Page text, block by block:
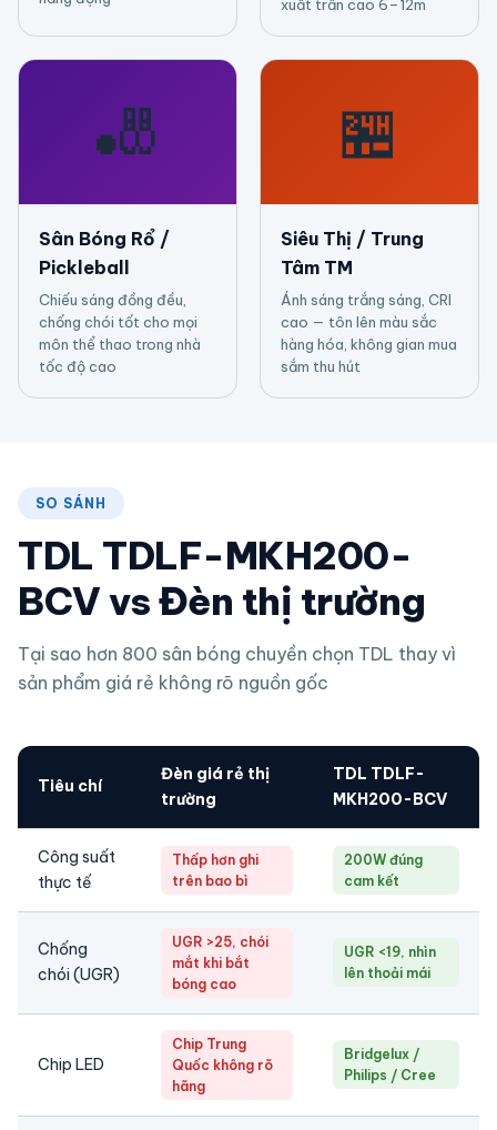
xuất trần cao 6–12m
🎳
Sân Bóng Rổ /
Pickleball
Chiếu sáng đồng đều,
chống chói tốt cho mọi
môn thể thao trong nhà
tốc độ cao
🏪
Siêu Thị / Trung
Tâm TM
Ánh sáng trắng sáng, CRI
cao — tôn lên màu sắc
hàng hóa, không gian mua
sắm thu hút
SO SÁNH
TDL TDLF-MKH200-
BCV vs Đèn thị trường
Tại sao hơn 800 sân bóng chuyền chọn TDL thay vì
sản phẩm giá rẻ không rõ nguồn gốc
Tiêu chí
Đèn giá rẻ thị
trường
TDL TDLF-
MKH200-BCV
Công suất
thực tế
Thấp hơn ghi
trên bao bì
200W đúng
cam kết
Chống
chói (UGR)
UGR >25, chói
mắt khi bắt
bóng cao
UGR <19, nhìn
lên thoải mái
Chip LED
Chip Trung
Quốc không rõ
hãng
Bridgelux /
Philips / Cree